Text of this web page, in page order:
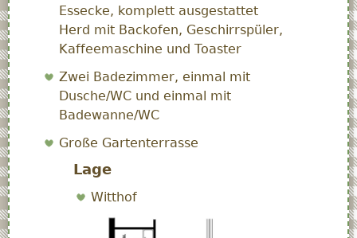
Essecke, komplett ausgestattet
Herd mit Backofen, Geschirrspüler,
Kaffeemaschine und Toaster
Zwei Badezimmer, einmal mit
Dusche/WC und einmal mit
Badewanne/WC
Große Gartenterrasse
Lage
Witthof